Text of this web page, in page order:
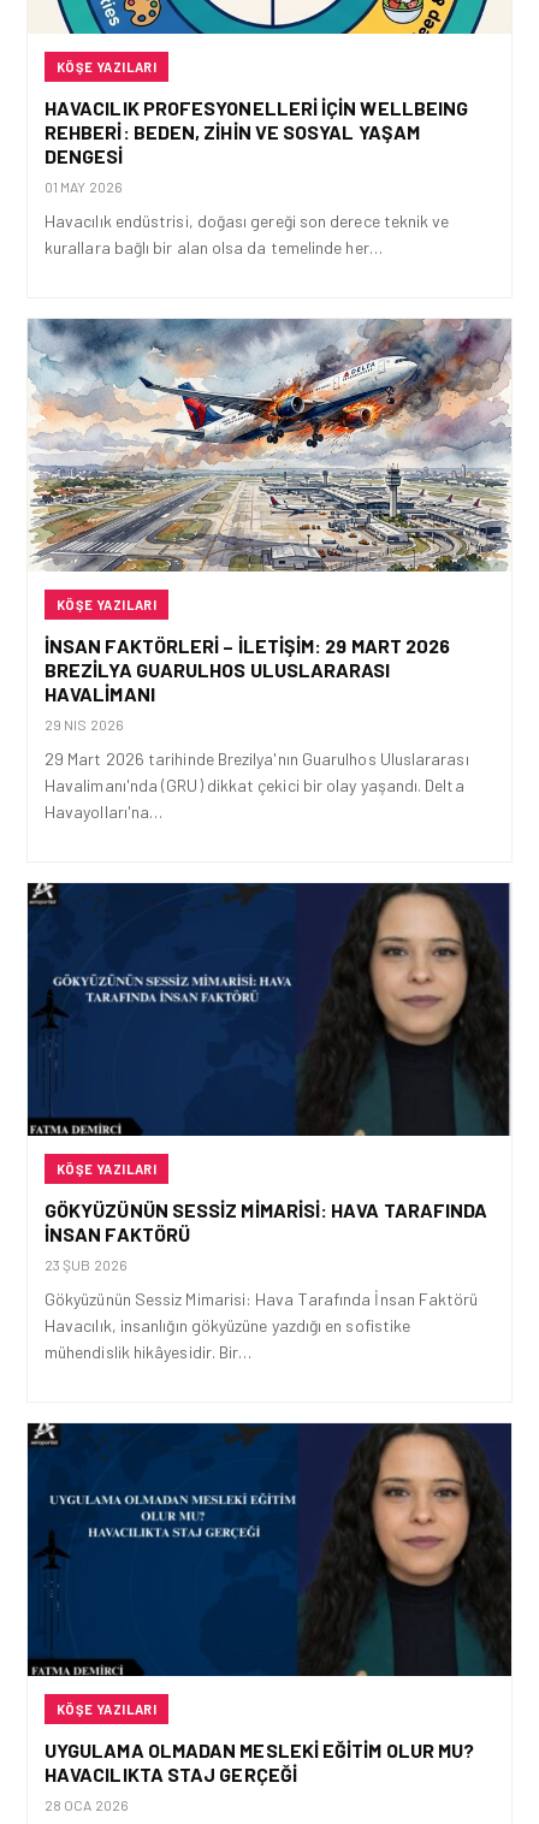
KÖŞE YAZILARI
HAVACILIK PROFESYONELLERI İÇIN WELLBEING
REHBERI: BEDEN, ZIHIN VE SOSYAL YAŞAM
DENGESI
01 MAY 2026
Havacılık endüstrisi, doğası gereği son derece teknik ve
kurallara bağlı bir alan olsa da temelinde her…
KÖŞE YAZILARI
İNSAN FAKTÖRLERI – İLETIŞIM: 29 MART 2026
BREZILYA GUARULHOS ULUSLARARASI
HAVALIMANI
29 NIS 2026
29 Mart 2026 tarihinde Brezilya'nın Guarulhos Uluslararası
Havalimanı'nda (GRU) dikkat çekici bir olay yaşandı. Delta
Havayolları'na…
KÖŞE YAZILARI
GÖKYÜZÜNÜN SESSIZ MIMARISI: HAVA TARAFINDA
İNSAN FAKTÖRÜ
23 ŞUB 2026
Gökyüzünün Sessiz Mimarisi: Hava Tarafında İnsan Faktörü
Havacılık, insanlığın gökyüzüne yazdığı en sofistike
mühendislik hikâyesidir. Bir…
KÖŞE YAZILARI
UYGULAMA OLMADAN MESLEKI EĞITIM OLUR MU?
HAVACILIKTA STAJ GERÇEĞI
28 OCA 2026